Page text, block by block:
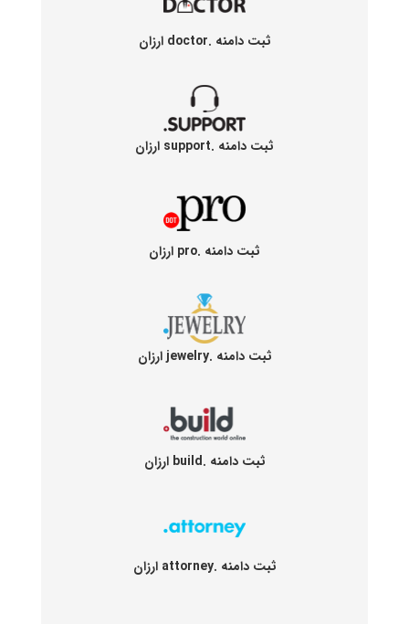
ثبت دامنه .doctor ارزان
ثبت دامنه .support ارزان
ثبت دامنه .pro ارزان
ثبت دامنه .jewelry ارزان
ثبت دامنه .build ارزان
ثبت دامنه .attorney ارزان